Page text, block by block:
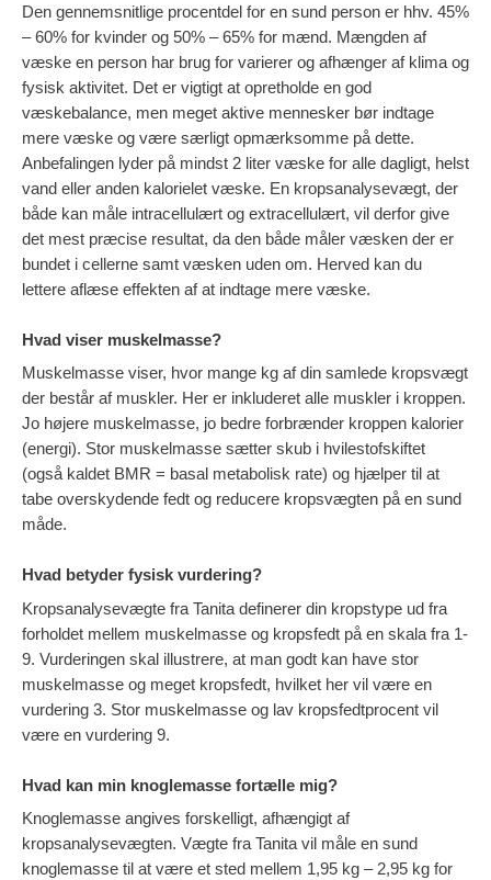
Den gennemsnitlige procentdel for en sund person er hhv. 45%
– 60% for kvinder og 50% – 65% for mænd. Mængden af
væske en person har brug for varierer og afhænger af klima og
fysisk aktivitet. Det er vigtigt at opretholde en god
væskebalance, men meget aktive mennesker bør indtage
mere væske og være særligt opmærksomme på dette.
Anbefalingen lyder på mindst 2 liter væske for alle dagligt, helst
vand eller anden kalorielet væske. En kropsanalysevægt, der
både kan måle intracellulært og extracellulært, vil derfor give
det mest præcise resultat, da den både måler væsken der er
bundet i cellerne samt væsken uden om. Herved kan du
lettere aflæse effekten af at indtage mere væske.
Hvad viser muskelmasse?
Muskelmasse viser, hvor mange kg af din samlede kropsvægt
der består af muskler. Her er inkluderet alle muskler i kroppen.
Jo højere muskelmasse, jo bedre forbrænder kroppen kalorier
(energi). Stor muskelmasse sætter skub i hvilestofskiftet
(også kaldet BMR = basal metabolisk rate) og hjælper til at
tabe overskydende fedt og reducere kropsvægten på en sund
måde.
Hvad betyder fysisk vurdering?
Kropsanalysevægte fra Tanita definerer din kropstype ud fra
forholdet mellem muskelmasse og kropsfedt på en skala fra 1-
9. Vurderingen skal illustrere, at man godt kan have stor
muskelmasse og meget kropsfedt, hvilket her vil være en
vurdering 3. Stor muskelmasse og lav kropsfedtprocent vil
være en vurdering 9.
Hvad kan min knoglemasse fortælle mig?
Knoglemasse angives forskelligt, afhængigt af
kropsanalysevægten. Vægte fra Tanita vil måle en sund
knoglemasse til at være et sted mellem 1,95 kg – 2,95 kg for